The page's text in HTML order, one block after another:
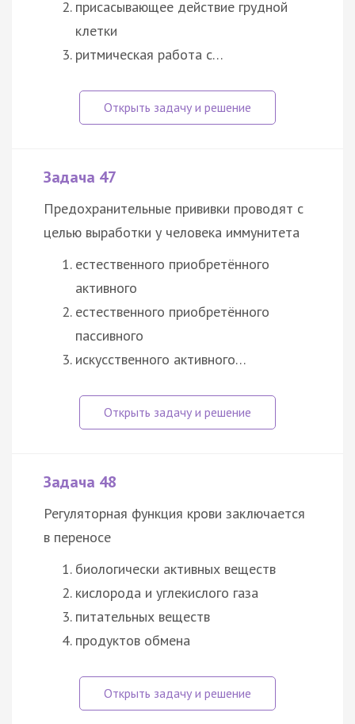
присасывающее действие грудной
клетки
ритмическая работа с…
Задача 47
Предохранительные прививки проводят с
целью выработки у человека иммунитета
естественного приобретённого
активного
естественного приобретённого
пассивного
искусственного активного…
Задача 48
Регуляторная функция крови заключается
в переносе
биологически активных веществ
кислорода и углекислого газа
питательных веществ
продуктов обмена